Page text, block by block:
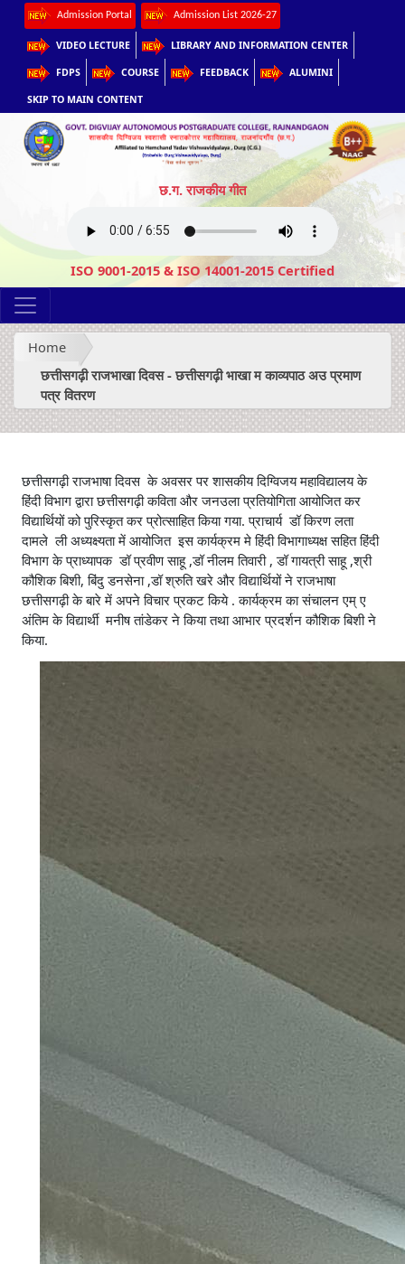
Admission Portal Admission List 2026-27
VIDEO LECTURE LIBRARY AND INFORMATION CENTER
FDPS COURSE FEEDBACK ALUMINI
SKIP TO MAIN CONTENT
छ.ग. राजकीय गीत
ISO 9001-2015 & ISO 14001-2015 Certified
Home
छत्तीसगढ़ी राजभाखा दिवस - छत्तीसगढ़ी भाखा म काव्यपाठ अउ प्रमाण
पत्र वितरण
छत्तीसगढ़ी राजभाषा दिवस के अवसर पर शासकीय दिग्विजय महाविद्यालय के
हिंदी विभाग द्वारा छत्तीसगढ़ी कविता और जनउला प्रतियोगिता आयोजित कर
विद्यार्थियों को पुरिस्कृत कर प्रोत्साहित किया गया. प्राचार्य डॉ किरण लता
दामले ली अध्यक्ष्यता में आयोजित इस कार्यक्रम मे हिंदी विभागाध्यक्ष सहित हिंदी
विभाग के प्राध्यापक डॉ प्रवीण साहू ,डॉ नीलम तिवारी , डॉ गायत्री साहू ,श्री
कौशिक बिशी, बिंदु डनसेना ,डॉ श्रुति खरे और विद्यार्थियों ने राजभाषा
छत्तीसगढ़ी के बारे में अपने विचार प्रकट किये . कार्यक्रम का संचालन एम् ए
अंतिम के विद्यार्थी मनीष तांडेकर ने किया तथा आभार प्रदर्शन कौशिक बिशी ने
किया.